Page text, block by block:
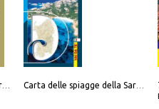
Carlo Scarpa. Poetica dell'arredo. Tavoli e sedie-Poetics of furniture. Tables and chairs. Ediz. bilingue
Carta delle spiagge della Sardegna. Con custodia